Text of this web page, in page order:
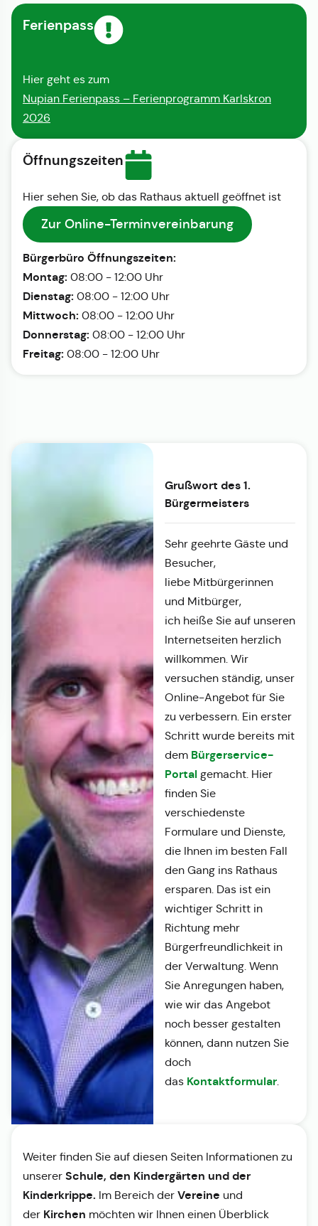
Ferienpass
Hier geht es zum
Nupian Ferienpass – Ferienprogramm Karlskron
2026
Öffnungszeiten
Hier sehen Sie, ob das Rathaus aktuell geöffnet ist
Zur Online-Terminvereinbarung
Bürgerbüro Öffnungszeiten:
Montag: 08:00 - 12:00 Uhr
Dienstag: 08:00 - 12:00 Uhr
Mittwoch: 08:00 - 12:00 Uhr
Donnerstag: 08:00 - 12:00 Uhr
Freitag: 08:00 - 12:00 Uhr
Grußwort des 1.
Bürgermeisters
Sehr geehrte Gäste und
Besucher,
liebe Mitbürgerinnen
und Mitbürger,
ich heiße Sie auf unseren
Internetseiten herzlich
willkommen. Wir
versuchen ständig, unser
Online-Angebot für Sie
zu verbessern. Ein erster
Schritt wurde bereits mit
dem Bürgerservice-
Portalgemacht. Hier
finden Sie
verschiedenste
Formulare und Dienste,
die Ihnen im besten Fall
den Gang ins Rathaus
ersparen. Das ist ein
wichtiger Schritt in
Richtung mehr
Bürgerfreundlichkeit in
der Verwaltung. Wenn
Sie Anregungen haben,
wie wir das Angebot
noch besser gestalten
können, dann nutzen Sie
doch
das Kontaktformular.
Weiter finden Sie auf diesen Seiten Informationen zu
unserer Schule, den Kindergärten und der
Kinderkrippe. Im Bereich der Vereine und
der Kirchen möchten wir Ihnen einen Überblick